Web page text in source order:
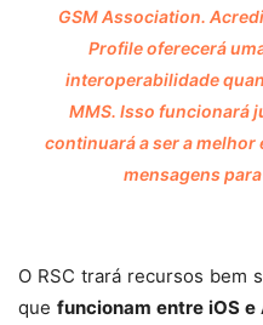
GSM Association.
Profile oferecerá
interoperabilidade
MMS. Isso funcionará
continuará a ser a melhor
mensagens
O RSC trará recursos bem
que funcionam entre iOS e